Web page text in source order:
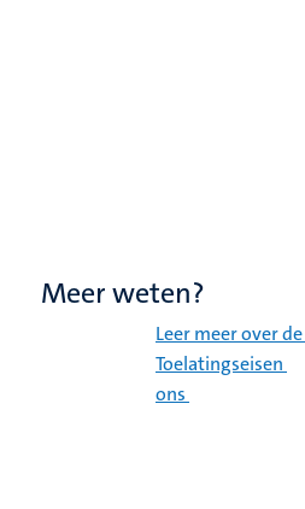
Meer weten?
Leer meer over
Toelatingseisen
ons